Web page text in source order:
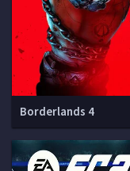
Borderlands 4